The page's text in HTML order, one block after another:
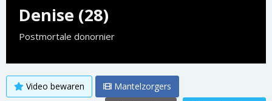
Denise (28)
Postmortale donornier
Video bewaren
Mantelzorgers